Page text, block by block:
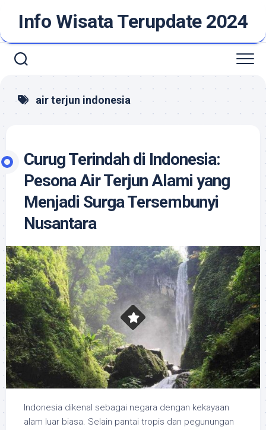
contentInfo Wisata Terupdate 2024
air terjun indonesia
Curug Terindah di Indonesia:
Pesona Air Terjun Alami yang
Menjadi Surga Tersembunyi
Nusantara
Indonesia dikenal sebagai negara dengan kekayaan
alam luar biasa. Selain pantai tropis dan pegunungan